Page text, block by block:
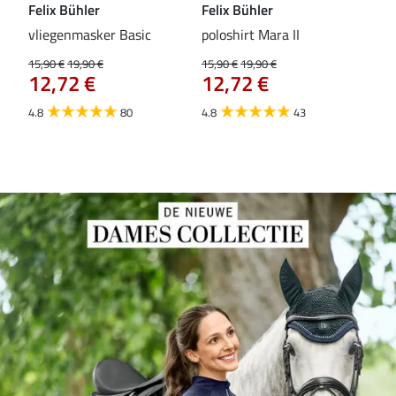
Felix Bühler
vliegenmasker Basic
15,90 €19,90 €
12,72 €
4.8 80
Felix Bühler
poloshirt Mara II
15,90 €19,90 €
12,72 €
4.8 43